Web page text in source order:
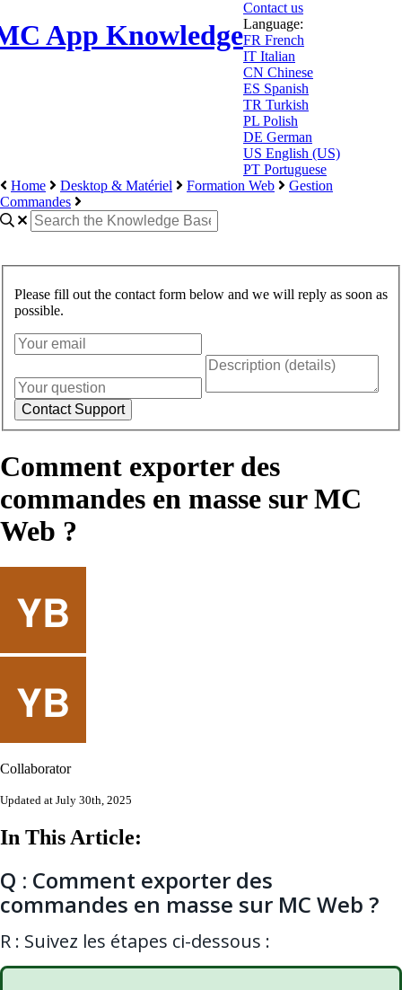
App Knowledge
Contact us
Language:
FR French
IT Italian
CN Chinese
ES Spanish
TR Turkish
PL Polish
DE German
US English (US)
PT Portuguese
Home
Desktop & Matériel Formation Web
Gestion
Commandes
Please fill out the contact form below and we will reply as soon as
possible.
Comment exporter des
commandes en masse sur MC
Web ?
Collaborator
Updated at July 30th, 2025
In This Article:
Q : Comment exporter des
commandes en masse sur MC Web ?
R : Suivez les étapes ci-dessous :